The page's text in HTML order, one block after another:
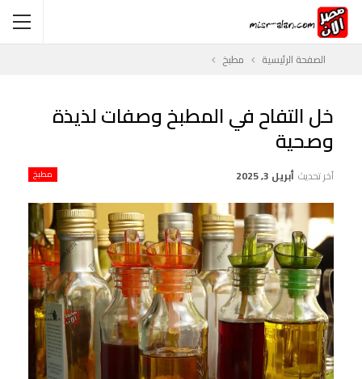
الصفحة الرئيسية مطبخ
خل التفاح في المطبخ وصفات لذيذة
وصحية
مطبخ آخر تحديث أبريل 3, 2025